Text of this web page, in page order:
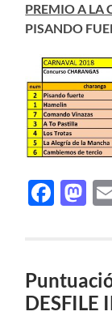
PREMIO A LA
PISANDO
DESFILE